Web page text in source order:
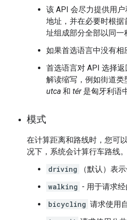
该 API 会尽力提供用
地址，并在必要时根
址组成部分全部以同一
如果首选语言中没有相
首选语言对 API 选择
解读缩写，例如街道类
utca 和 tér是匈牙利语
模式
在计算距离和路线时，您可
况下，系统会计算行车路线
driving
（默认）表
walking - 用于请求
bicycling 请求使用